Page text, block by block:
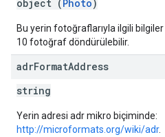
object ( Photo)
Bu yerin fotoğraflarıyla ilgili
10 fotoğraf döndürülebilir.
adrFormatAddress
string
Yerin adresi adr mikro biçiminde:
http://microformats.org/wiki/adr.